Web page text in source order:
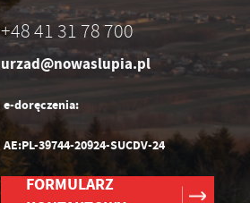
+48 41 31 78 700
urzad@nowaslupia.pl
e-doręczenia:
AE:PL-39744-20924-SUCDV-24
FORMULARZ